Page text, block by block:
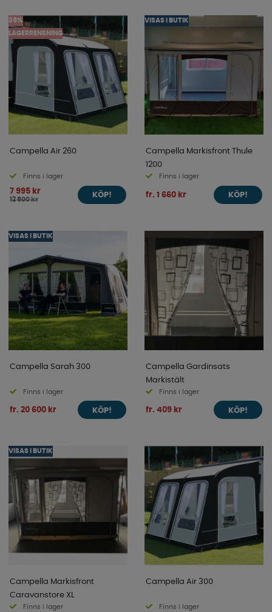
36%
LAGERRENSNING
Campella Air 260
Finns i lager
7 995 kr
12 500 kr
KÖP!
VISAS I BUTIK
Campella Markisfront Thule
1200
Finns i lager
fr. 1 660 kr KÖP!
VISAS I BUTIK
Campella Sarah 300
Finns i lager
fr. 20 600 kr KÖP!
Campella Gardinsats
Markistält
Finns i lager
fr. 409 kr KÖP!
VISAS I BUTIK
Campella Markisfront
Caravanstore XL
Finns i lager
Campella Air 300
Finns i lager